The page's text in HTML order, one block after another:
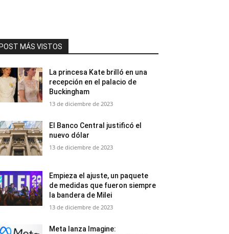
MÁS VISTOS
La princesa Kate brilló en una
recepción en el palacio de
Buckingham
13 de diciembre de 2023
El Banco Central justificó el
nuevo dólar
13 de diciembre de 2023
Empieza el ajuste, un paquete
de medidas que fueron siempre
la bandera de Milei
13 de diciembre de 2023
Meta lanza Imagine: